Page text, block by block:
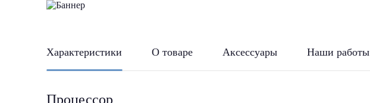
Характеристики О товаре Аксессуары Наши работы
Процессор